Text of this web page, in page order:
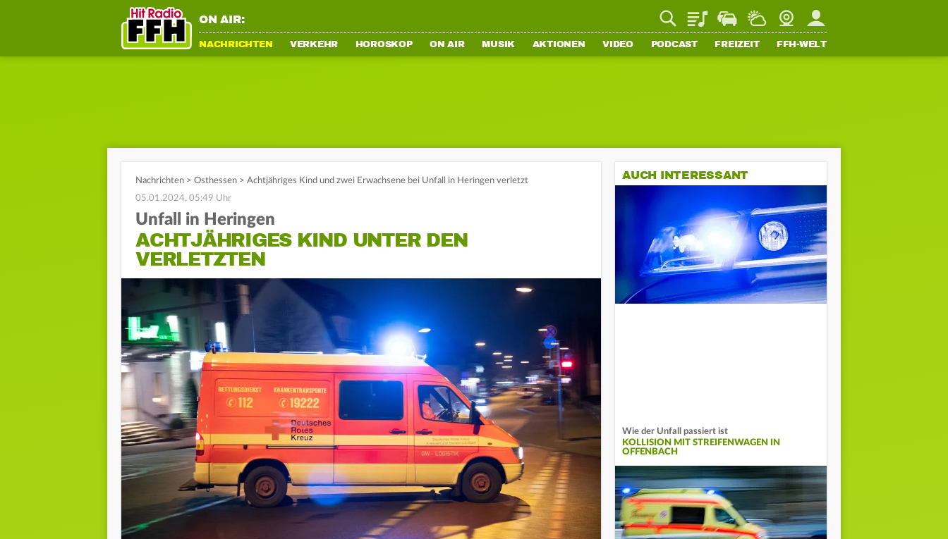
ON AIR: PlaylistStaupilotWetterWebcamMein FFH
NACHRICHTEN VERKEHR HOROSKOP ON AIR MUSIK AKTIONEN VIDEO PODCAST FREIZEIT FFH-WELT
Nachrichten > Osthessen > Achtjähriges Kind und zwei Erwachsene bei Unfall in Heringen verletzt
05.01.2024, 05:49 Uhr
Unfall in Heringen
ACHTJÄHRIGES KIND UNTER DEN
VERLETZTEN
AUCH INTERESSANT
Wie der Unfall passiert ist
KOLLISION MIT STREIFENWAGEN IN
OFFENBACH